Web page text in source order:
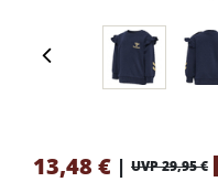
13,48 € | UVP 29,95 €